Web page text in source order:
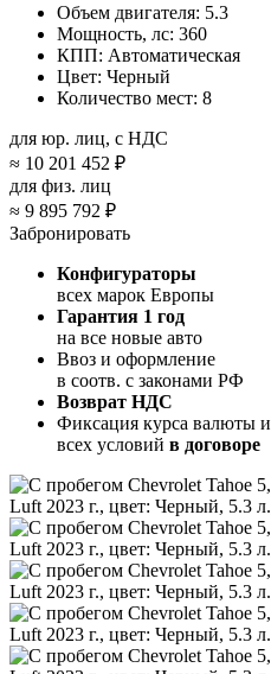
Объем двигателя: 5.3
Мощность, лс: 360
КПП: Автоматическая
Цвет: Черный
Количество мест: 8
для юр. лиц, с НДС
≈ 10 201 452 ₽
для физ. лиц
≈ 9 895 792 ₽
Забронировать
Конфигураторы
всех марок Европы
Гарантия 1 год
на все новые авто
Ввоз и оформление
в соотв. с законами РФ
Возврат НДС
Фиксация курса валюты и
всех условий в договоре